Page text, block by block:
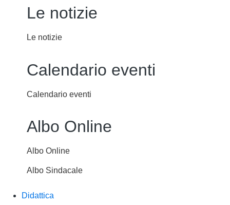
Le notizie
Le notizie
Calendario eventi
Calendario eventi
Albo Online
Albo Online
Albo Sindacale
Didattica